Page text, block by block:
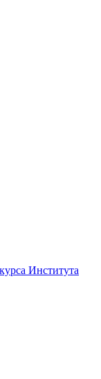
Института